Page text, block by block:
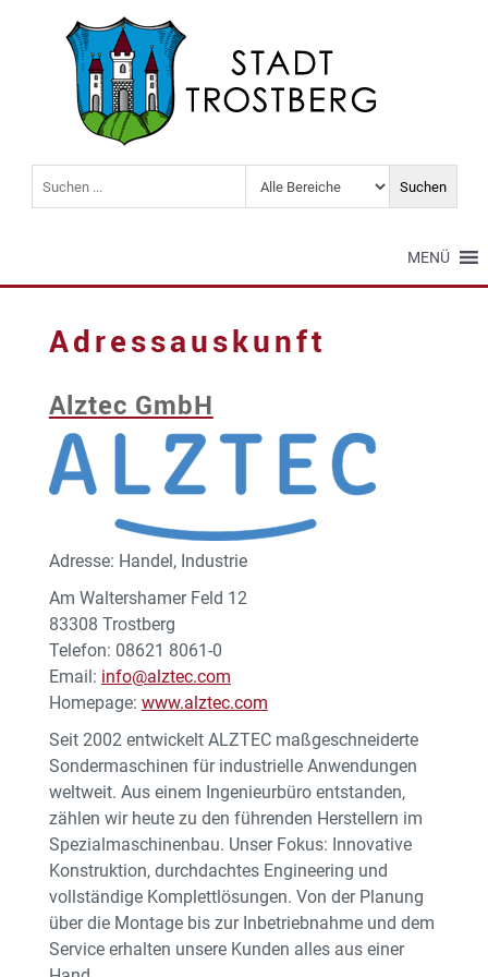
MENÜ
Adressauskunft
Alztec GmbH
Adresse: Handel, Industrie
Am Waltershamer Feld 12
83308 Trostberg
Telefon: 08621 8061-0
Email: info@alztec.com
Homepage: www.alztec.com
Seit 2002 entwickelt ALZTEC maßgeschneiderte
Sondermaschinen für industrielle Anwendungen
weltweit. Aus einem Ingenieurbüro entstanden,
zählen wir heute zu den führenden Herstellern im
Spezialmaschinenbau. Unser Fokus: Innovative
Konstruktion, durchdachtes Engineering und
vollständige Komplettlösungen. Von der Planung
über die Montage bis zur Inbetriebnahme und dem
Service erhalten unsere Kunden alles aus einer